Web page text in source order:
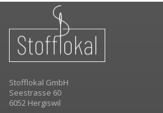
Stofflokal GmbH
Seestrasse 60
6052 Hergiswil